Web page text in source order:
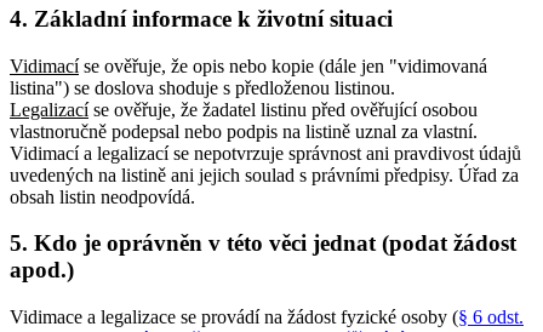
4. Základní informace k životní situaci
Vidimacíse ověřuje, že opis nebo kopie (dále jen "vidimovaná
listina") se doslova shoduje s předloženou listinou.
Legalizacíse ověřuje, že žadatel listinu před ověřující osobou
vlastnoručně podepsal nebo podpis na listině uznal za vlastní.
Vidimací a legalizací se nepotvrzuje správnost ani pravdivost údajů
uvedených na listině ani jejich soulad s právními předpisy. Úřad za
obsah listin neodpovídá.
5. Kdo je oprávněn v této věci jednat (podat žádost
apod.)
Vidimace a legalizace se provádí na žádost fyzické osoby (§ 6 odst.